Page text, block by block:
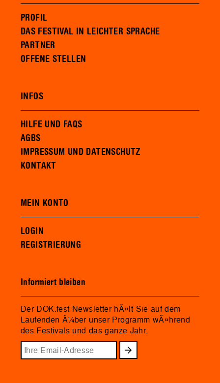
PROFIL
DAS FESTIVAL IN LEICHTER SPRACHE
PARTNER
OFFENE STELLEN
INFOS
HILFE UND FAQS
AGBS
IMPRESSUM UND DATENSCHUTZ
KONTAKT
MEIN KONTO
LOGIN
REGISTRIERUNG
Informiert bleiben
Der DOK.fest Newsletter hÃ¤lt Sie auf dem
Laufenden Ã¼ber unser Programm wÃ¤hrend
des Festivals und das ganze Jahr.